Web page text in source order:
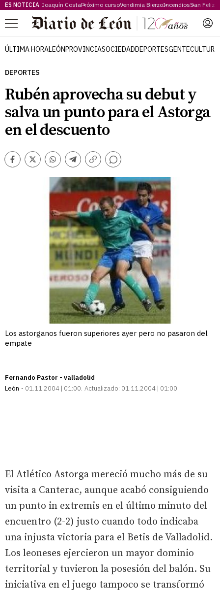
ES NOTICIA Joaquín CostaPróximo cursoVendimia BierzoIncendiosSan Feliz
Menú
ÚLTIMA HORALEÓNPROVINCIASOCIEDADDEPORTESGENTECULTURA
DEPORTES
Rubén aprovecha su debut y
salva un punto para el Astorga
en el descuento
Facebook
TwitterWhatsappTelegram
Copiar
Comentarios
Los astorganos fueron superiores ayer pero no pasaron del
empate
Fernando Pastor - valladolid
León
01.11.2004 | 01:00 Actualizado: 01.11.2004 | 01:00
El Atlético Astorga mereció mucho más de su
visita a Canterac, aunque acabó consiguiendo
un punto in extremis en el último minuto del
encuentro (2-2) justo cuando todo indicaba
una injusta victoria para el Betis de Valladolid.
Los leoneses ejercieron un mayor dominio
territorial y tuvieron la posesión del balón. Su
iniciativa en el juego tampoco se transformó